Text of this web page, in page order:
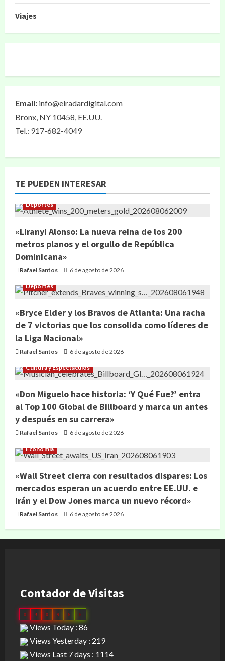
Viajes
Email: info@elradardigital.com
Bronx, NY 10458, EE.UU.
Tel.: 917-682-4049
TE PUEDEN INTERESAR
Deportes
«Liranyi Alonso: La nueva reina de los 200
metros planos y el orgullo de República
Dominicana»
Rafael Santos 6 de agosto de 2026
Deportes
«Bryce Elder y los Bravos de Atlanta: Una racha
de 7 victorias que los consolida como líderes de
la Liga Nacional»
Rafael Santos 6 de agosto de 2026
Cultura y Espectáculos
«Don Miguelo hace historia: ‘Y Qué Fue?’ entra
al Top 100 Global de Billboard y marca un antes
y después en su carrera»
Rafael Santos 6 de agosto de 2026
Economía
«Wall Street cierra con resultados dispares: Los
mercados esperan un acuerdo entre EE.UU. e
Irán y el Dow Jones marca un nuevo récord»
Rafael Santos 6 de agosto de 2026
Contador de Visitas
0 3 0 9 6 6
Views Today : 86
Views Yesterday : 219
Views Last 7 days : 1114